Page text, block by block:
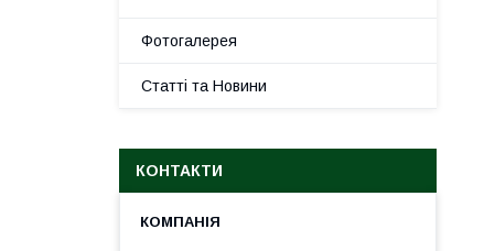
Фотогалерея
Статті та Новини
КОНТАКТИ